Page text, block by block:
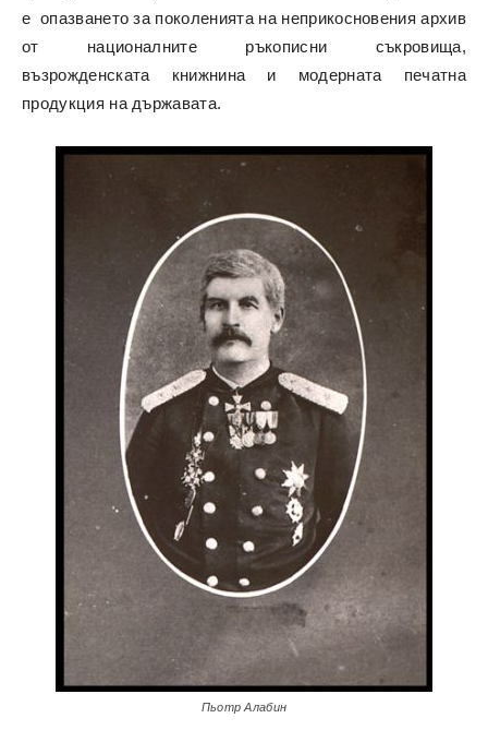
е опазването за поколенията на неприкосновения архив
от националните ръкописни съкровища,
възрожденската книжнина и модерната печатна
продукция на държавата.
Пьотр Алабин